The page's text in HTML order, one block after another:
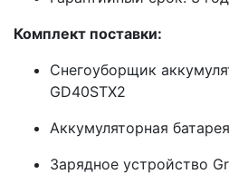
Комплект поставки:
Снегоуборщик
GD40STX2
Аккумуляторная
Зарядное устройство